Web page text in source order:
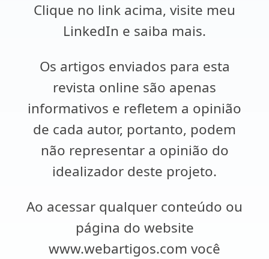
Clique no link acima, visite meu
LinkedIn e saiba mais.
Os artigos enviados para esta
revista online são apenas
informativos e refletem a opinião
de cada autor, portanto, podem
não representar a opinião do
idealizador deste projeto.
Ao acessar qualquer conteúdo ou
página do website
www.webartigos.com você